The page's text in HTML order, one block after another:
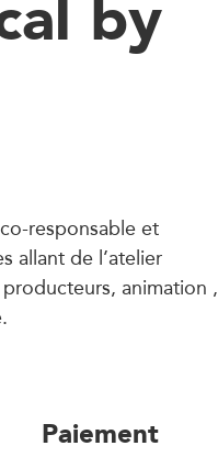
responsable et
allant de l’atelier
animation ,
Paiement